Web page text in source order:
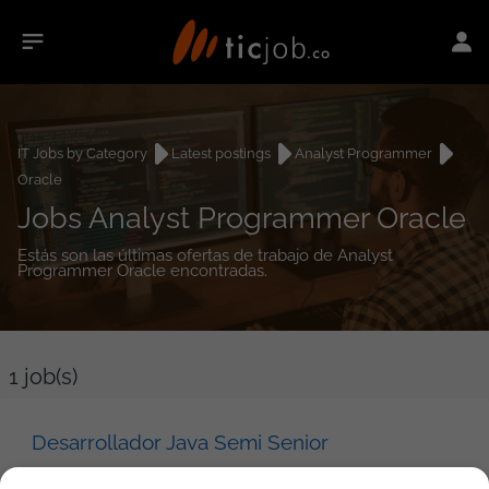
IT Jobs by Category Latest postings
Analyst Programmer
Oracle
Jobs Analyst Programmer Oracle
Estás son las últimas ofertas de trabajo de Analyst
Programmer Oracle encontradas.
1 job(s)
Desarrollador Java Semi Senior